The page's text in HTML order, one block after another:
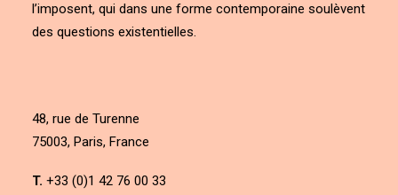
l’imposent, qui dans une forme contemporaine soulèvent
des questions existentielles.
48, rue de Turenne
75003, Paris, France
T. +33 (0)1 42 76 00 33